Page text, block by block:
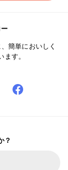
簡単においしく
す。
？